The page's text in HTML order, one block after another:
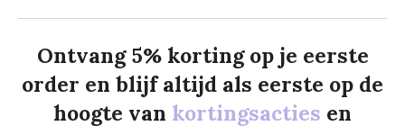
Ontvang 5% korting op je eerste
order en blijf altijd als eerste op de
hoogte van kortingsacties en